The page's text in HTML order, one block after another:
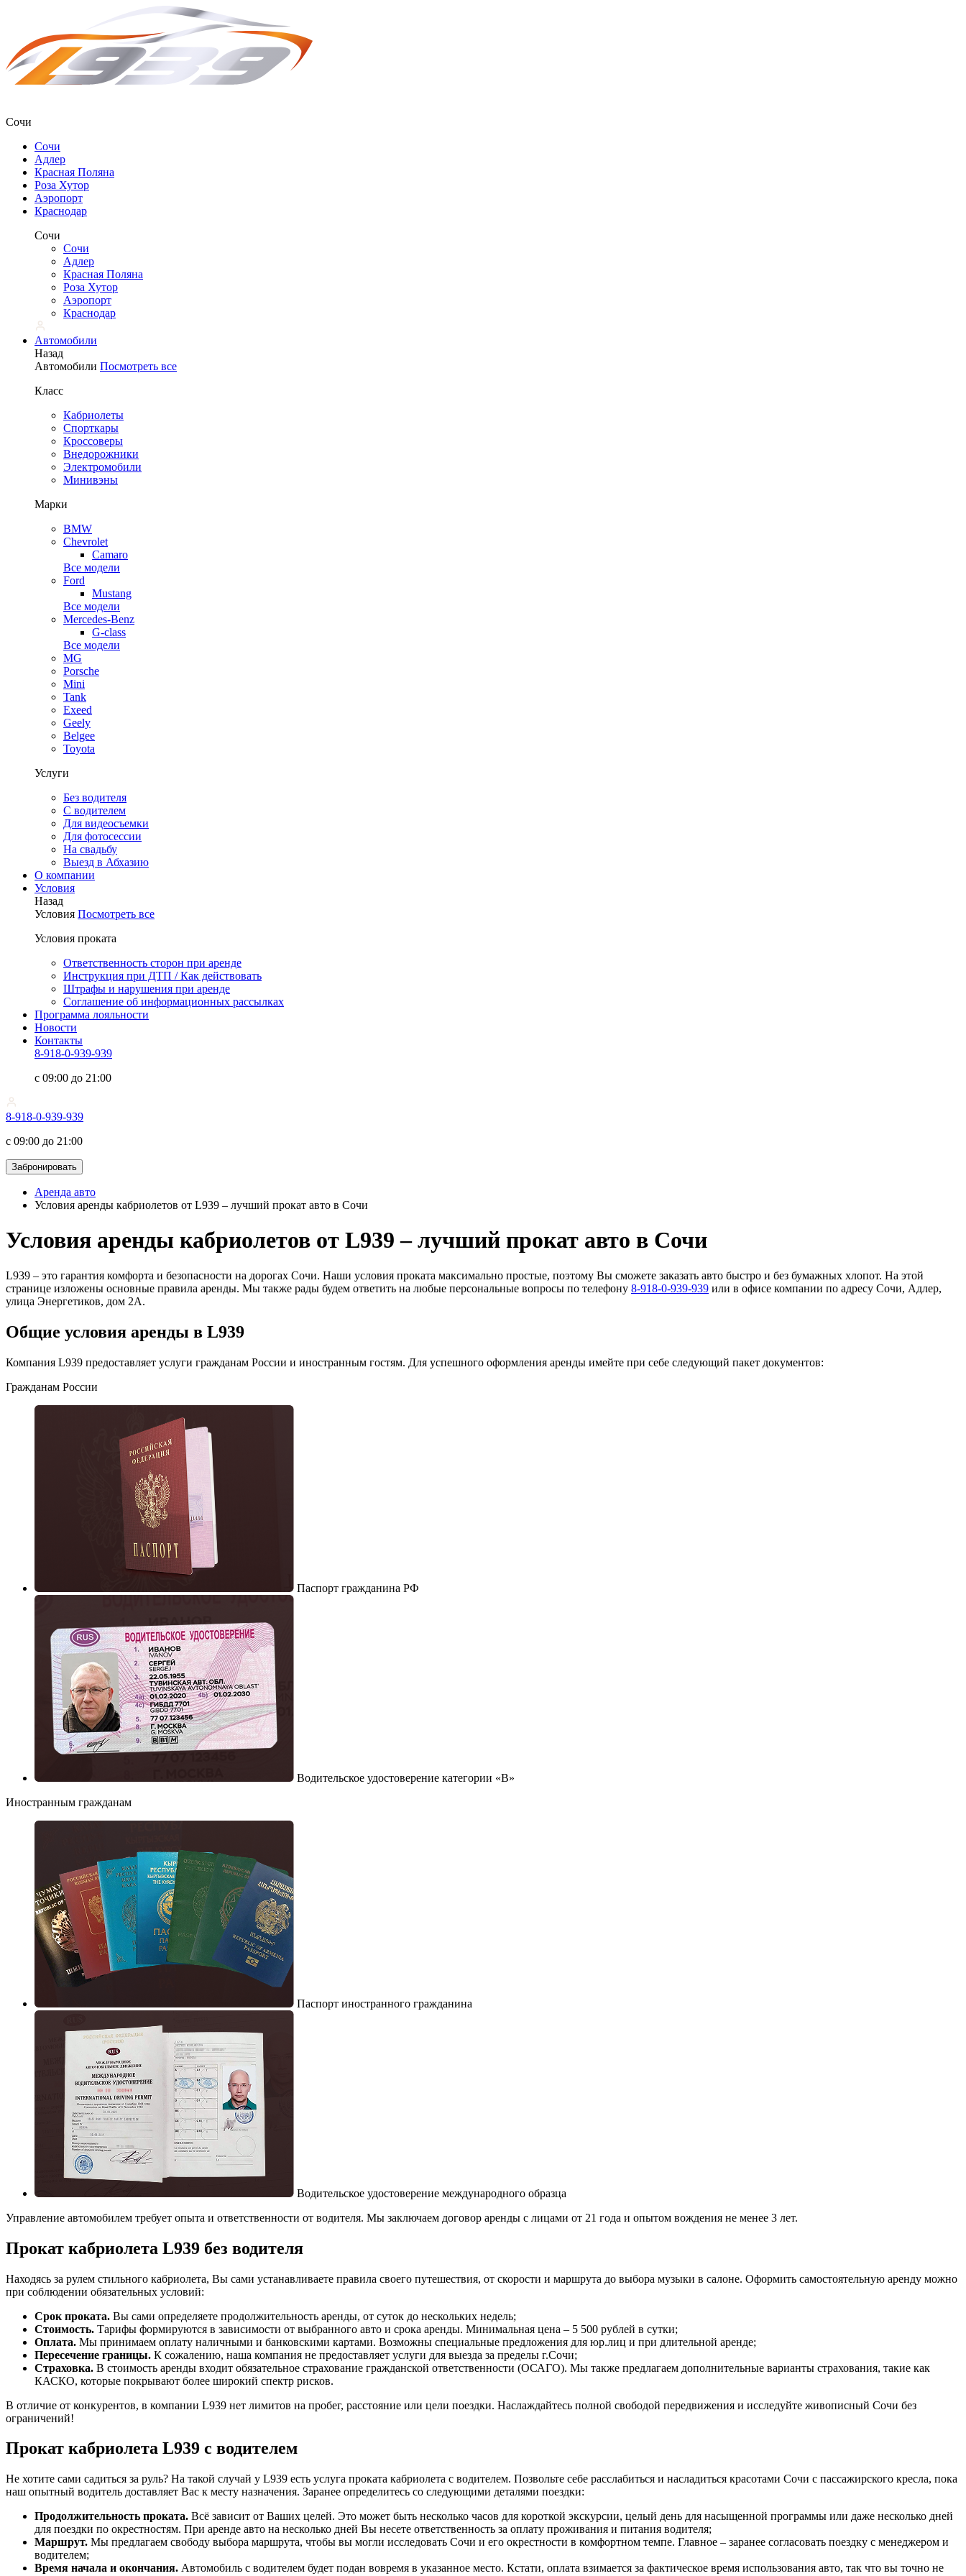
Сочи
Сочи
Адлер
Красная Поляна
Роза Хутор
Аэропорт
Краснодар
Сочи
Сочи
Адлер
Красная Поляна
Роза Хутор
Аэропорт
Краснодар
Автомобили
Назад
Автомобили Посмотреть все
Класс
Кабриолеты
Спорткары
Кроссоверы
Внедорожники
Электромобили
Минивэны
Марки
BMW
Chevrolet
Camaro
Все модели
Ford
Mustang
Все модели
Mercedes-Benz
G-class
Все модели
MG
Porsche
Mini
Tank
Exeed
Geely
Belgee
Toyota
Услуги
Без водителя
С водителем
Для видеосъемки
Для фотосессии
На свадьбу
Выезд в Абхазию
О компании
Условия
Назад
Условия Посмотреть все
Условия проката
Ответственность сторон при аренде
Инструкция при ДТП / Как действовать
Штрафы и нарушения при аренде
Соглашение об информационных рассылках
Программа лояльности
Новости
Контакты
8-918-0-939-939
с 09:00 до 21:00
8-918-0-939-939
с 09:00 до 21:00
Забронировать
Аренда авто
Условия аренды кабриолетов от L939 ‒ лучший прокат авто в Сочи
Условия аренды кабриолетов от L939 ‒ лучший прокат авто в Сочи
L939 – это гарантия комфорта и безопасности на дорогах Сочи. Наши условия проката максимально простые, поэтому Вы сможете заказать авто быстро и без бумажных хлопот. На этой
странице изложены основные правила аренды. Мы также рады будем ответить на любые персональные вопросы по телефону 8-918-0-939-939 или в офисе компании по адресу Сочи, Адлер,
улица Энергетиков, дом 2А.
Общие условия аренды в L939
Компания L939 предоставляет услуги гражданам России и иностранным гостям. Для успешного оформления аренды имейте при себе следующий пакет документов:
Гражданам России
Паспорт гражданина РФ
Водительское удостоверение категории «B»
Иностранным гражданам
Паспорт иностранного гражданина
Водительское удостоверение международного образца
Управление автомобилем требует опыта и ответственности от водителя. Мы заключаем договор аренды с лицами от 21 года и опытом вождения не менее 3 лет.
Прокат кабриолета L939 без водителя
Находясь за рулем стильного кабриолета, Вы сами устанавливаете правила своего путешествия, от скорости и маршрута до выбора музыки в салоне. Оформить самостоятельную аренду можно
при соблюдении обязательных условий:
Срок проката. Вы сами определяете продолжительность аренды, от суток до нескольких недель;
Стоимость. Тарифы формируются в зависимости от выбранного авто и срока аренды. Минимальная цена ‒ 5 500 рублей в сутки;
Оплата. Мы принимаем оплату наличными и банковскими картами. Возможны специальные предложения для юр.лиц и при длительной аренде;
Пересечение границы. К сожалению, наша компания не предоставляет услуги для выезда за пределы г.Сочи;
Страховка. В стоимость аренды входит обязательное страхование гражданской ответственности (ОСАГО). Мы также предлагаем дополнительные варианты страхования, такие как
КАСКО, которые покрывают более широкий спектр рисков.
В отличие от конкурентов, в компании L939 нет лимитов на пробег, расстояние или цели поездки. Наслаждайтесь полной свободой передвижения и исследуйте живописный Сочи без
ограничений!
Прокат кабриолета L939 с водителем
Не хотите сами садиться за руль? На такой случай у L939 есть услуга проката кабриолета с водителем. Позвольте себе расслабиться и насладиться красотами Сочи с пассажирского кресла, пока
наш опытный водитель доставляет Вас к месту назначения. Заранее определитесь со следующими деталями поездки:
Продолжительность проката. Всё зависит от Ваших целей. Это может быть несколько часов для короткой экскурсии, целый день для насыщенной программы или даже несколько дней
для поездки по окрестностям. При аренде авто на несколько дней Вы несете ответственность за оплату проживания и питания водителя;
Маршрут. Мы предлагаем свободу выбора маршрута, чтобы вы могли исследовать Сочи и его окрестности в комфортном темпе. Главное ‒ заранее согласовать поездку с менеджером и
водителем;
Время начала и окончания. Автомобиль с водителем будет подан вовремя в указанное место. Кстати, оплата взимается за фактическое время использования авто, так что вы точно не